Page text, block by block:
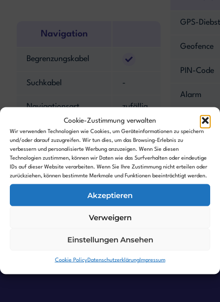
Cookie-Zustimmung verwalten
Wir verwenden Technologien wie Cookies, um Geräteinformationen zu speichern
und/oder darauf zuzugreifen. Wir tun dies, um das Browsing-Erlebnis zu
verbessern und personalisierte Werbung anzuzeigen. Wenn Sie diesen
Technologien zustimmen, können wir Daten wie das Surfverhalten oder eindeutige
IDs auf dieser Website verarbeiten. Wenn Sie Ihre Zustimmung nicht erteilen oder
zurückziehen, können bestimmte Merkmale und Funktionen beeinträchtigt werden.
Akzeptieren
Verweigern
Einstellungen Ansehen
Cookie PolicyDatenschutzerklärungImpressum
Navigation
Begrenzungskabel
Suchkabel -
Navigationsart zufällig
Kantenmodus
Hinderniserkennung
Kamera -
GPS-
Geofence
PIN-Code
Alarm
Hebesensor
Features